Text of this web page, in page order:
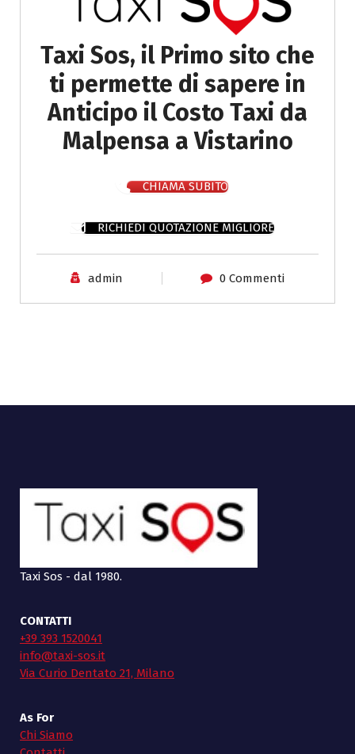
Taxi Sos, il Primo sito che
ti permette di sapere in
Anticipo il Costo Taxi da
Malpensa a Vistarino
CHIAMA SUBITO
RICHIEDI QUOTAZIONE MIGLIORE
admin 0 Commenti
Taxi Sos - dal 1980.
CONTATTI
+39 393 1520041
info@taxi-sos.it
Via Curio Dentato 21, Milano
As For
Chi Siamo